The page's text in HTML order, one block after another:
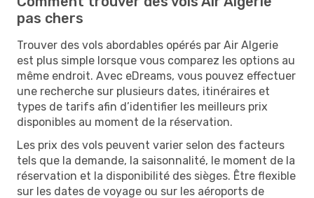
pas chers
Trouver des vols abordables opérés par Air Algerie
est plus simple lorsque vous comparez les options au
même endroit. Avec eDreams, vous pouvez effectuer
une recherche sur plusieurs dates, itinéraires et
types de tarifs afin d’identifier les meilleurs prix
disponibles au moment de la réservation.
Les prix des vols peuvent varier selon des facteurs
tels que la demande, la saisonnalité, le moment de la
réservation et la disponibilité des sièges. Être flexible
sur les dates de voyage ou sur les aéroports de